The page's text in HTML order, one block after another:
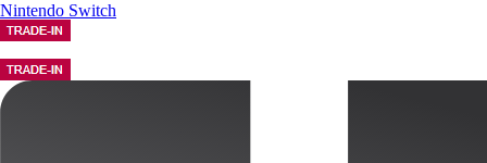
Nintendo Switch